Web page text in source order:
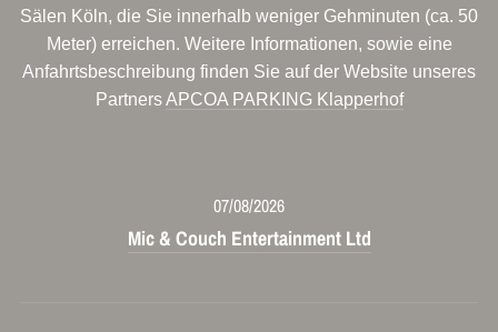
Sälen Köln, die Sie innerhalb weniger Gehminuten (ca. 50
Meter) erreichen. Weitere Informationen, sowie eine
Anfahrtsbeschreibung finden Sie auf der Website unseres
PartnersAPCOA PARKING Klapperhof
07/08/2026
Mic & Couch Entertainment Ltd